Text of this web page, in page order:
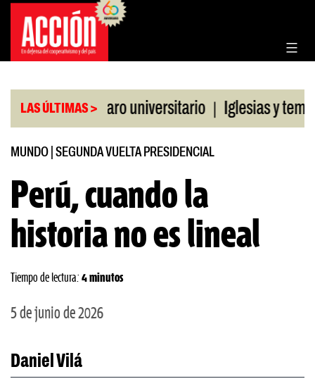
Saltar
contenido
LAS ÚLTIMAS >
CGT al paro universitario | Iglesias y templos
MUNDO SEGUNDA VUELTA PRESIDENCIAL
Perú, cuando la
historia no es lineal
Tiempo de lectura: 4 minutos
5 de junio de 2026
Daniel Vilá